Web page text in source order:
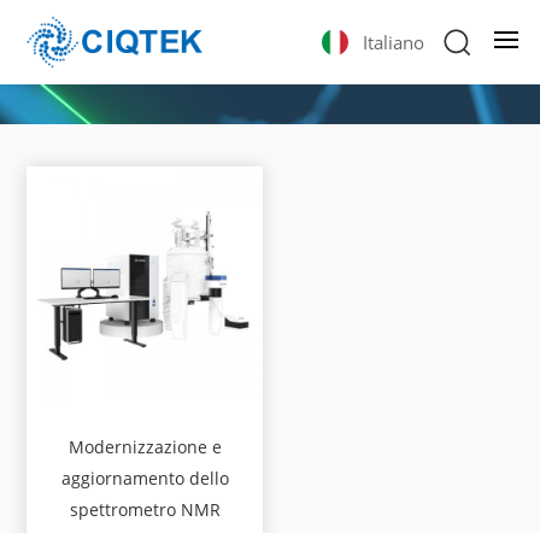
Italiano
Modernizzazione e
aggiornamento dello
spettrometro NMR